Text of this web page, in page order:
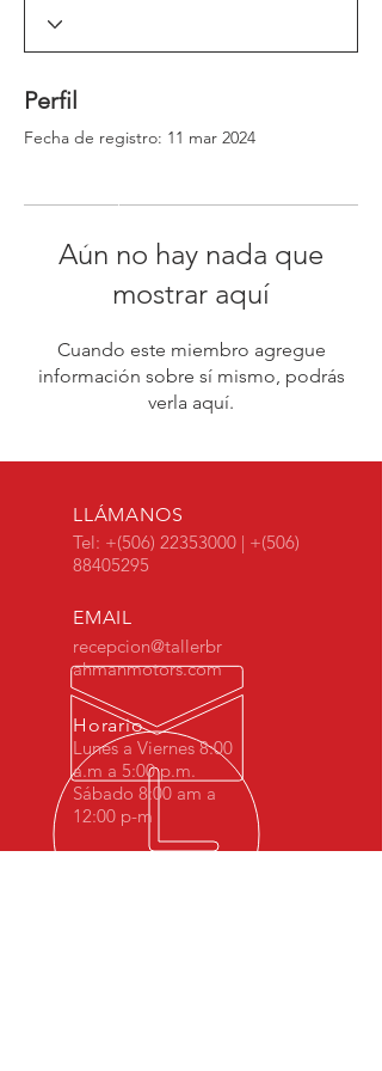
99cb583dfb73"].version;headEl.appendChild(js
visa.session-replays.io/ssr-worker.min", ".js?
99cb583dfb73&v=");</script><!-- VISA Session
Perfil
Fecha de registro: 11 mar 2024
Aún no hay nada que
mostrar aquí
Cuando este miembro agregue
información sobre sí mismo, podrás
verla aquí.
LLÁMANOS
Tel: +(506) 22353000 | +(506)
88405295
EMAIL
recepcion@tallerbr
ahmanmotors.com
Horario
Lunes a Viernes 8:00
a.m a 5:00 p.m.
Sábado 8:00 am a
12:00 p-m